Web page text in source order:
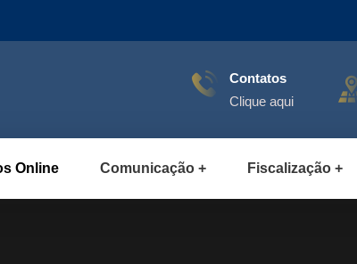
Contatos
Clique aqui
Online Comunicação Fiscalização